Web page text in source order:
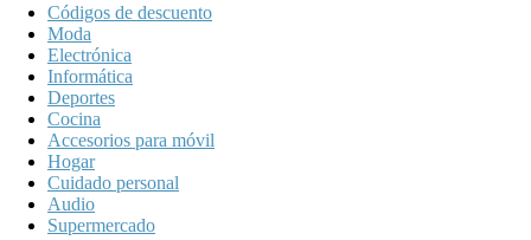
Códigos de descuento
Moda
Electrónica
Informática
Deportes
Cocina
Accesorios para móvil
Hogar
Cuidado personal
Audio
Supermercado